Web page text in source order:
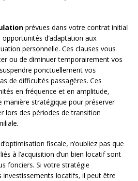
prévues dans votre contrat initial
d’adaptation aux
personnelle. Ces clauses vous
ou de diminuer temporairement vos
ponctuellement vos
de difficultés passagères. Ces
en fréquence et en amplitude,
manière stratégique pour préserver
lors des périodes de transition
fiscale, n’oubliez pas que
à l’acquisition d’un bien locatif sont
fonciers. Si votre stratégie
investissements locatifs, il peut être